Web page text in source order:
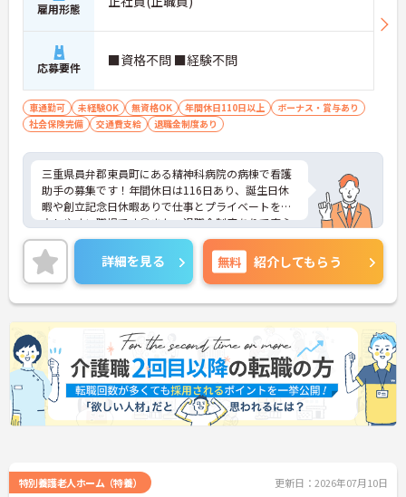
雇用形態
応募要件 ■資格不問 ■経験不問
車通勤可 未経験OK 無資格OK 年間休日110日以上
ボーナス・賞与あり
社会保険完備
交通費支給 退職金制度あり
三重県員弁郡東員町にある精神科病院の病棟で看護
助手の募集です！年間休日は116日あり、誕生日休
暇や創立記念日休暇ありで仕事とプライベートを両
立しやすい職場です◎また、退職金制度ありで安心
して長く働きやすい環境が整っている職場です♪ご
興味のある方は面接ポイントをお伝えしますので、
お気軽にご連絡ください！
詳細を見る 無料 紹介してもらう
特別養護老人ホーム（特養） 更新日：2026年07月10日